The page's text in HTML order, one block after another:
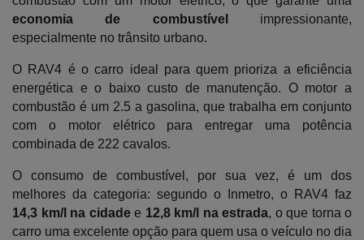
economia de combustível impressionante,
especialmente no trânsito urbano.
O RAV4 é o carro ideal para quem prioriza a eficiência
energética e o baixo custo de manutenção. O motor a
combustão é um 2.5 a gasolina, que trabalha em conjunto
com o motor elétrico para entregar uma potência
combinada de 222 cavalos.
O consumo de combustível, por sua vez, é um dos
melhores da categoria: segundo o Inmetro, o RAV4 faz
14,3 km/l na cidade e 12,8 km/l na estrada, o que torna o
carro uma excelente opção para quem usa o veículo no dia